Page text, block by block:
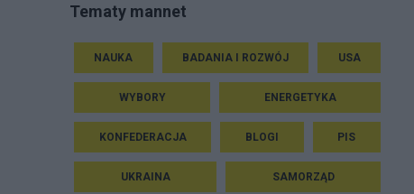
Tematy mannet
NAUKA BADANIA I ROZWÓJ USA
WYBORY ENERGETYKA
KONFEDERACJA BLOGI PIS
UKRAINA SAMORZĄD